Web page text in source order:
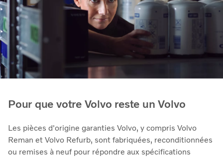
Pour que votre Volvo reste un Volvo
Les pièces d'origine garanties Volvo, y compris Volvo
Reman et Volvo Refurb, sont fabriquées, reconditionnées
ou remises à neuf pour répondre aux spécifications